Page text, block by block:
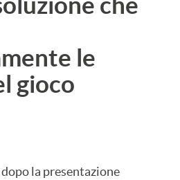
le
gioco
la presentazione